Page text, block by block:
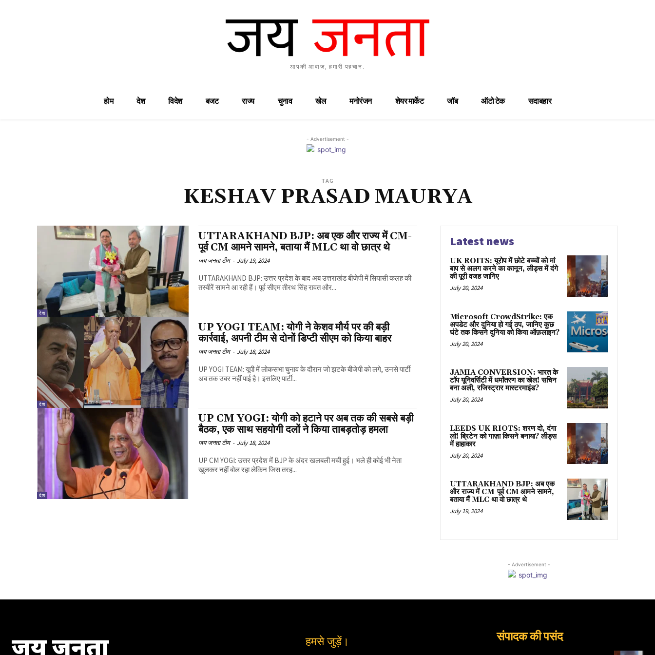
आपकी आवाज़, हमारी पहचान.
होम देश विदेश बजट राज्य चुनाव खेल मनोरंजन शेयर मार्केट जॉब ऑटो टेक सदाबहार
- Advertisement -
TAG
KESHAV PRASAD MAURYA
देश
UTTARAKHAND BJP: अब एक और राज्य में CM-
पूर्व CM आमने सामने, बताया मैं MLC था वो छात्र थे
जय जनता टीम - July 19, 2024
UTTARAKHAND BJP: उत्तर प्रदेश के बाद अब उत्तराखंड बीजेपी में सियासी कलह की
तस्वीरें सामने आ रही हैं। पूर्व सीएम तीरथ सिंह रावत और...
देश
UP YOGI TEAM: योगी ने केशव मौर्य पर की बड़ी
कार्रवाई, अपनी टीम से दोनों डिप्टी सीएम को किया बाहर
जय जनता टीम - July 18, 2024
UP YOGI TEAM: यूपी में लोकसभा चुनाव के दौरान जो झटके बीजेपी को लगे, उनसे पार्टी
अब तक उबर नहीं पाई है। इसलिए पार्टी...
देश
UP CM YOGI: योगी को हटाने पर अब तक की सबसे बड़ी
बैठक, एक साथ सहयोगी दलों ने किया ताबड़तोड़ हमला
जय जनता टीम - July 18, 2024
UP CM YOGI: उत्तर प्रदेश में BJP के अंदर खलबली मची हुई। भले ही कोई भी नेता
खुलकर नहीं बोल रहा लेकिन जिस तरह...
Latest news
UK ROITS: यूरोप में छोटे बच्चों को मां
बाप से अलग करने का कानून, लीड्स में दंगे
की पूरी वजह जानिए
July 20, 2024
Microsoft CrowdStrike: एक
अपडेट और दुनिया हो गई ठप, जानिए कुछ
घंटे तक किसने दुनिया को किया ऑफ़लाइन?
July 20, 2024
JAMIA CONVERSION: भारत के
टॉप यूनिवर्सिटी में धर्मांतरण का खेल! सचिन
बना अली, रजिस्ट्रार मास्टरमाइंड?
July 20, 2024
LEEDS UK RIOTS: शरण दो, दंगा
लो! ब्रिटेन को गाज़ा किसने बनाया? लीड्स
में हाहाकार
July 20, 2024
UTTARAKHAND BJP: अब एक
और राज्य में CM-पूर्व CM आमने सामने,
बताया मैं MLC था वो छात्र थे
July 19, 2024
- Advertisement -
जय जनता हमसे जुड़ें। संपादक की पसंद